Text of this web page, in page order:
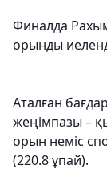
Финалда
орынды
Аталған
жеңімпазы –
орын неміс
(220.8 ұпай).